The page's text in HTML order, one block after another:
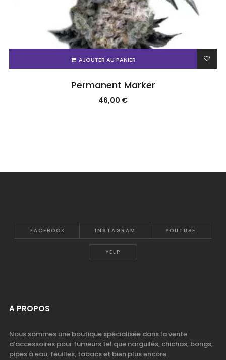
AJOUTER AU PANIER
Permanent Marker
46,00 €
FACEBOOK INSTAGRAM YOUTUBE
YELP
A PROPOS
Nous sommes une boutique spécialisée dans la vente
d’accessoires pour fumeurs tel que narguilés, chichas, bongs,
pipes à eau, feuilles, tabacs et bien plus encore.